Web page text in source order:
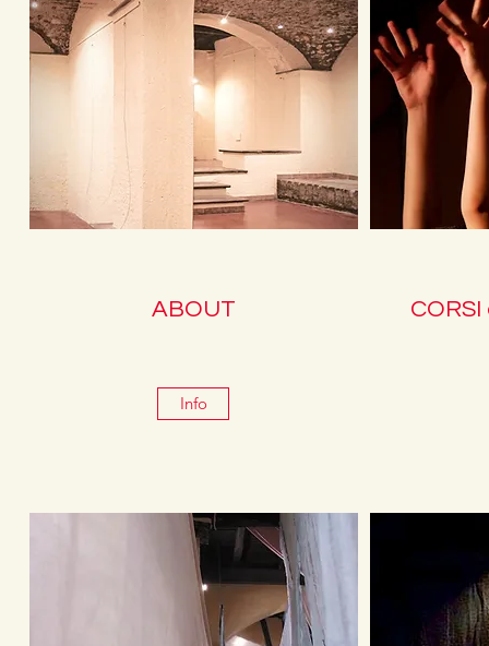
ABOUT
Info